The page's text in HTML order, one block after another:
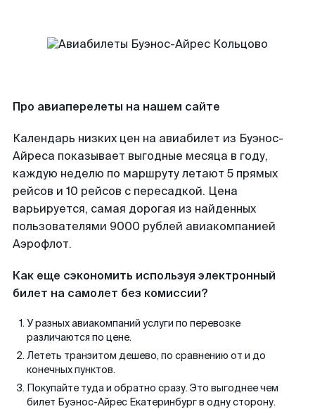
Про авиаперелеты на нашем сайте
Календарь низких цен на авиабилет из Буэнос-
Айреса показывает выгодные месяца в году,
каждую неделю по маршруту летают 5 прямых
рейсов и 10 рейсов с пересадкой. Цена
варьируется, самая дорогая из найденных
пользователями 9000 рублей авиакомпанией
Аэрофлот.
Как еще сэкономить используя электронный
билет на самолет без комиссии?
У разных авиакомпаний услуги по перевозке
различаются по цене.
Лететь транзитом дешево, по сравнению от и до
конечных пунктов.
Покупайте туда и обратно сразу. Это выгоднее чем
билет Буэнос-Айрес Екатеринбург в одну сторону.